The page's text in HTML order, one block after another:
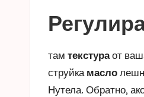
там текстураот
струйка масло
Нутела. Обратно,